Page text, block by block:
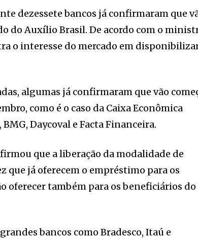
dezessete bancos já confirmaram que
do Auxílio Brasil. De acordo com o
o interesse do mercado em
algumas já confirmaram que vão
como é o caso da Caixa Econômica
Daycoval e Facta Financeira.
que a liberação da modalidade de
que já oferecem o empréstimo para os
oferecer também para os beneficiários do
bancos como Bradesco, Itaú e